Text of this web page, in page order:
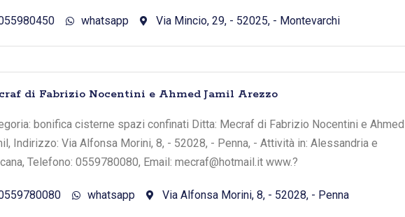
whatsapp Via Mincio, 29, - 52025, - Montevarchi
di Fabrizio Nocentini e Ahmed Jamil Arezzo
bonifica cisterne spazi confinati Ditta: Mecraf di Fabrizio Nocentini e Ahmed
Indirizzo: Via Alfonsa Morini, 8, - 52028, - Penna, - Attività in: Alessandria e
Telefono: 0559780080, Email: mecraf@hotmail.it www.?
whatsapp Via Alfonsa Morini, 8, - 52028, - Penna